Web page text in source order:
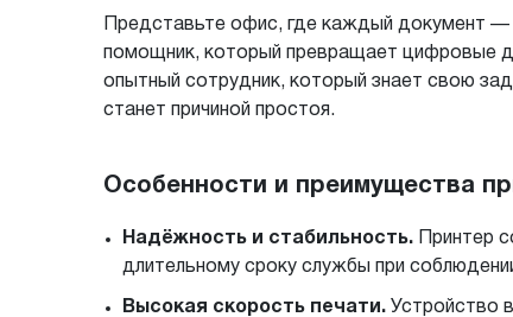
Представьте офис, где каждый документ
помощник, который превращает цифровые
опытный сотрудник, который знает свою
станет причиной простоя.
Особенности и преимущества
Надёжность и стабильность. Принтер
длительному сроку службы при
Высокая скорость печати. Устройство